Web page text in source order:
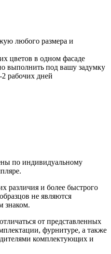
любого размера и
цветов в одном фасаде
выполнить под вашу задумку
2 рабочих дней
по индивидуальному
различия и более быстрого
не являются
знаком.
от представленных
фурнитуре, а также
комплектующих и